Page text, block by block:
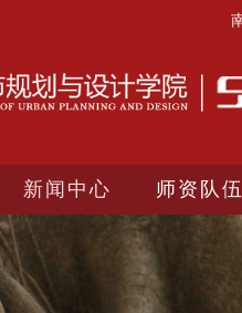
新闻中心 师资队